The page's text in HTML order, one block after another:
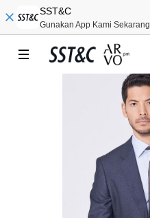
SST&C
Gunakan App Kami Sekarang